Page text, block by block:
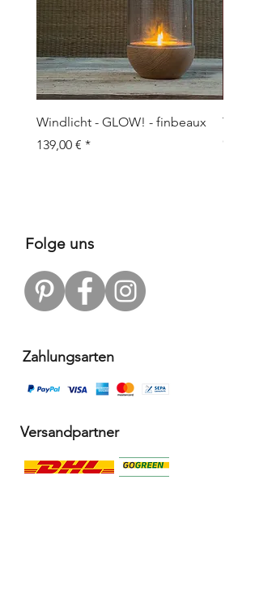
Windlicht - GLOW! - finbeaux
Prix
139,00 €
Topf/
Folge uns
Zahlungsarten
Versandpartner